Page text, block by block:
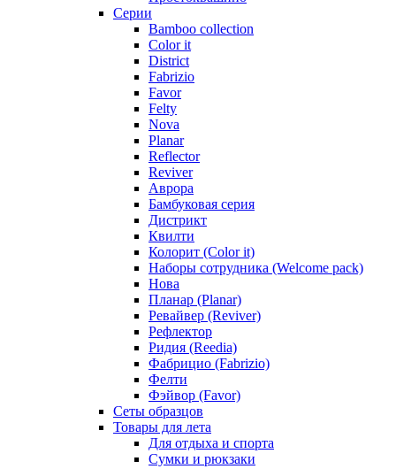
Серии
Bamboo collection
Color it
District
Fabrizio
Favor
Felty
Nova
Planar
Reflector
Reviver
Аврора
Бамбуковая серия
Дистрикт
Квилти
Колорит (Color it)
Наборы сотрудника (Welcome pack)
Нова
Планар (Planar)
Ревайвер (Reviver)
Рефлектор
Ридия (Reedia)
Фабрицио (Fabrizio)
Фелти
Фэйвор (Favor)
Сеты образцов
Товары для лета
Для отдыха и спорта
Сумки и рюкзаки